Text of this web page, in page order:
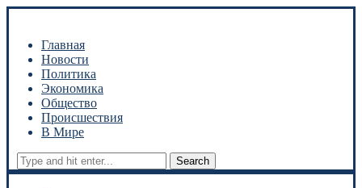
Главная
Новости
Политика
Экономика
Общество
Происшествия
В Мире
Search